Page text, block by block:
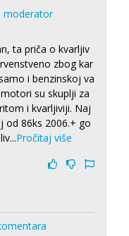
moderator
ta priča o kvarljiv
zbog kar
i benzinskoj va
su skuplji za
i kvarljiviji. Naj
od 86ks 2006.+ go
...Pročitaj više